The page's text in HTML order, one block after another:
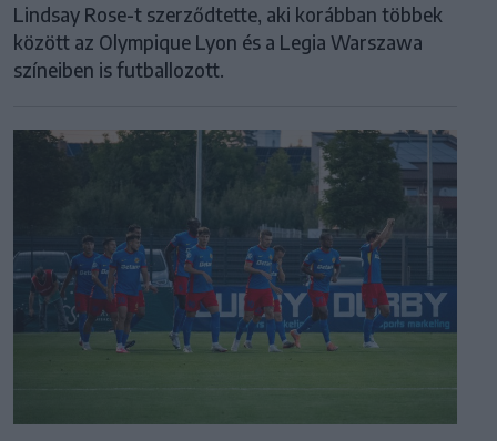
Lindsay Rose-t szerződtette, aki korábban többek
között az Olympique Lyon és a Legia Warszawa
színeiben is futballozott.